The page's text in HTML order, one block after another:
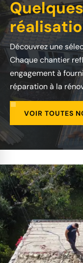
Découvrez une
Chaque chantier
engagement à
réparation à la
VOIR TOUTES